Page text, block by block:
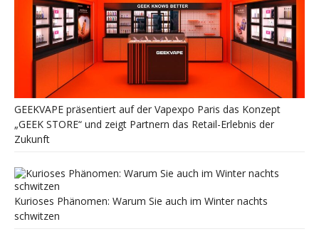
GEEKVAPE präsentiert auf der Vapexpo Paris das Konzept
„GEEK STORE“ und zeigt Partnern das Retail-Erlebnis der
Zukunft
Kurioses Phänomen: Warum Sie auch im Winter nachts
schwitzen